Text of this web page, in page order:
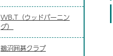
WB.T（ウッドバーニン
グ）
鵜沼囲碁クラブ